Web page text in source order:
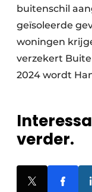
buitenschil
geïsoleerde
woningen
verzekert
2024 wordt
verder.